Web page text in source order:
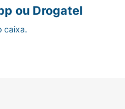
ou Drogatel
caixa.